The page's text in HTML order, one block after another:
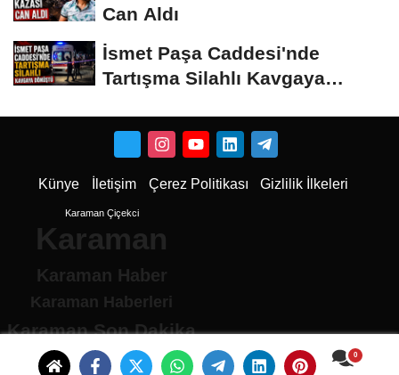
Can Aldı
İsmet Paşa Caddesi'nde
Tartışma Silahlı Kavgaya
Künye İletişim Çerez Politikası Gizlilik İlkeleri
Karaman Çiçekci
Karaman
Karaman Haber
Karaman Haberleri
Karaman Son Dakika
Karaman son dakika Haberleri